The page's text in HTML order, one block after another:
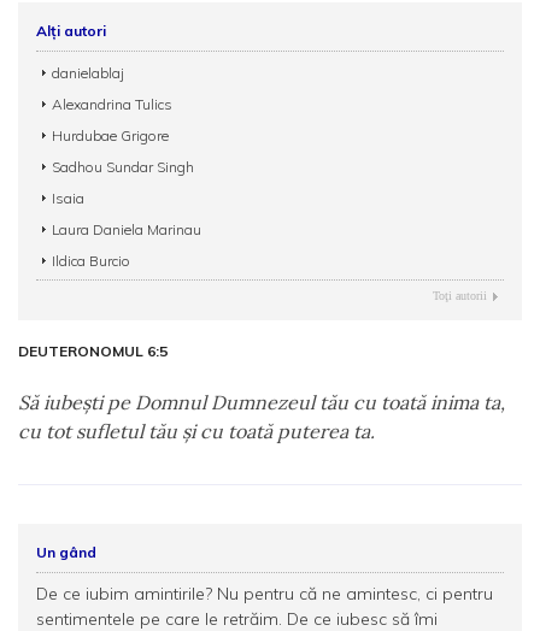
Alți autori
danielablaj
Alexandrina Tulics
Hurdubae Grigore
Sadhou Sundar Singh
Isaia
Laura Daniela Marinau
Ildica Burcio
Toţi autorii
DEUTERONOMUL 6:5
Să iubeşti pe Domnul Dumnezeul tău cu toată inima ta,
cu tot sufletul tău şi cu toată puterea ta.
Un gând
De ce iubim amintirile? Nu pentru că ne amintesc, ci pentru
sentimentele pe care le retrăim. De ce iubesc să îmi